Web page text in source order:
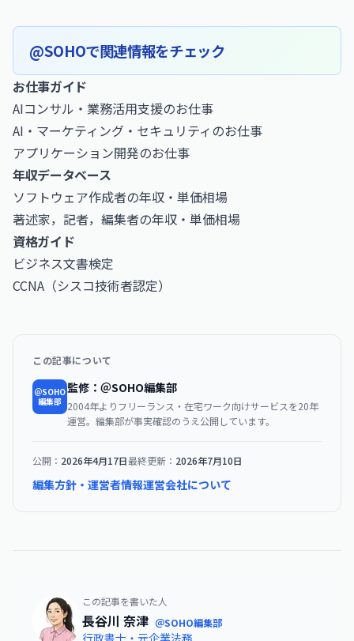
@SOHOで関連情報をチェック
お仕事ガイド
AIコンサル・業務活用支援のお仕事
AI・マーケティング・セキュリティのお仕事
アプリケーション開発のお仕事
年収データベース
ソフトウェア作成者の年収・単価相場
著述家，記者，編集者の年収・単価相場
資格ガイド
ビジネス文書検定
CCNA（シスコ技術者認定）
この記事について
＠SOHO
編集部
監修：＠SOHO編集部
2004年よりフリーランス・在宅ワーク向けサービスを20年
運営。編集部が事実確認のうえ公開しています。
公開： 2026年4月17日最終更新： 2026年7月10日
編集方針・運営者情報運営会社について
この記事を書いた人
長谷川 奈津 ＠SOHO編集部
行政書士・元企業法務